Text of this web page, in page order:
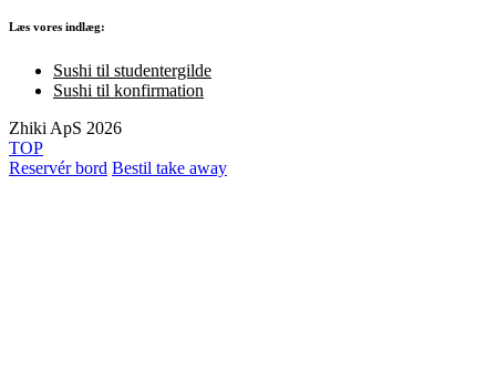
Læs vores indlæg:
Sushi til studentergilde
Sushi til konfirmation
Zhiki ApS 2026
TOP
Reservér bord Bestil take away